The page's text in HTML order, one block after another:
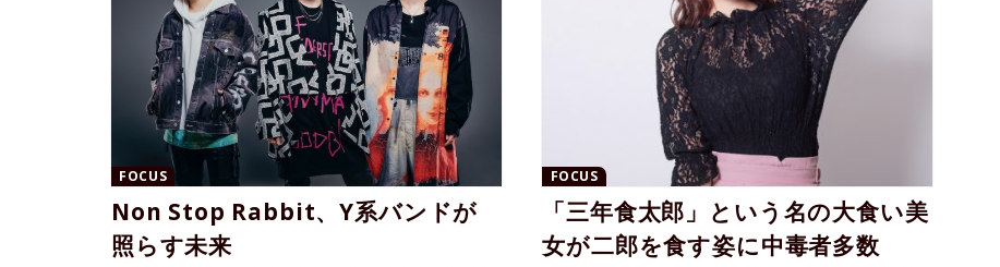
FOCUS
Non Stop Rabbit、Y系バンドが
照らす未来
FOCUS
「三年食太郎」という名の大食い美
女が二郎を食す姿に中毒者多数